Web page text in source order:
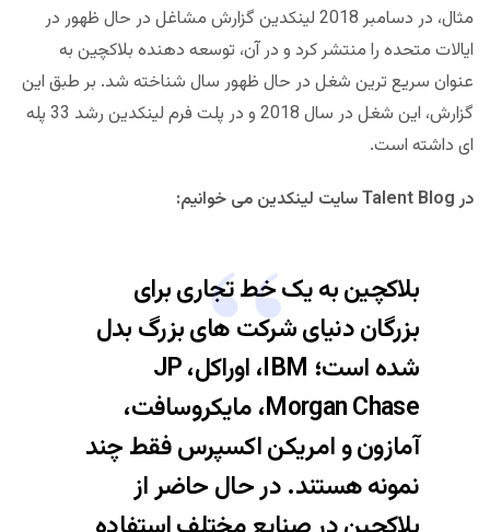
مثال، در دسامبر 2018 لینکدین گزارش مشاغل در حال ظهور در
ایالات متحده را منتشر کرد و در آن، توسعه دهنده بلاکچین به
عنوان سریع ترین شغل در حال ظهور سال شناخته شد. بر طبق این
گزارش، این شغل در سال 2018 و در پلت فرم لینکدین رشد 33 پله
ای داشته است.
در Talent Blog سایت لینکدین می خوانیم:
بلاکچین به یک خط تجاری برای
بزرگان دنیای شرکت های بزرگ بدل
شده است؛ IBM، اوراکل، JP
Morgan Chase، مایکروسافت،
آمازون و امریکن اکسپرس فقط چند
نمونه هستند. در حال حاضر از